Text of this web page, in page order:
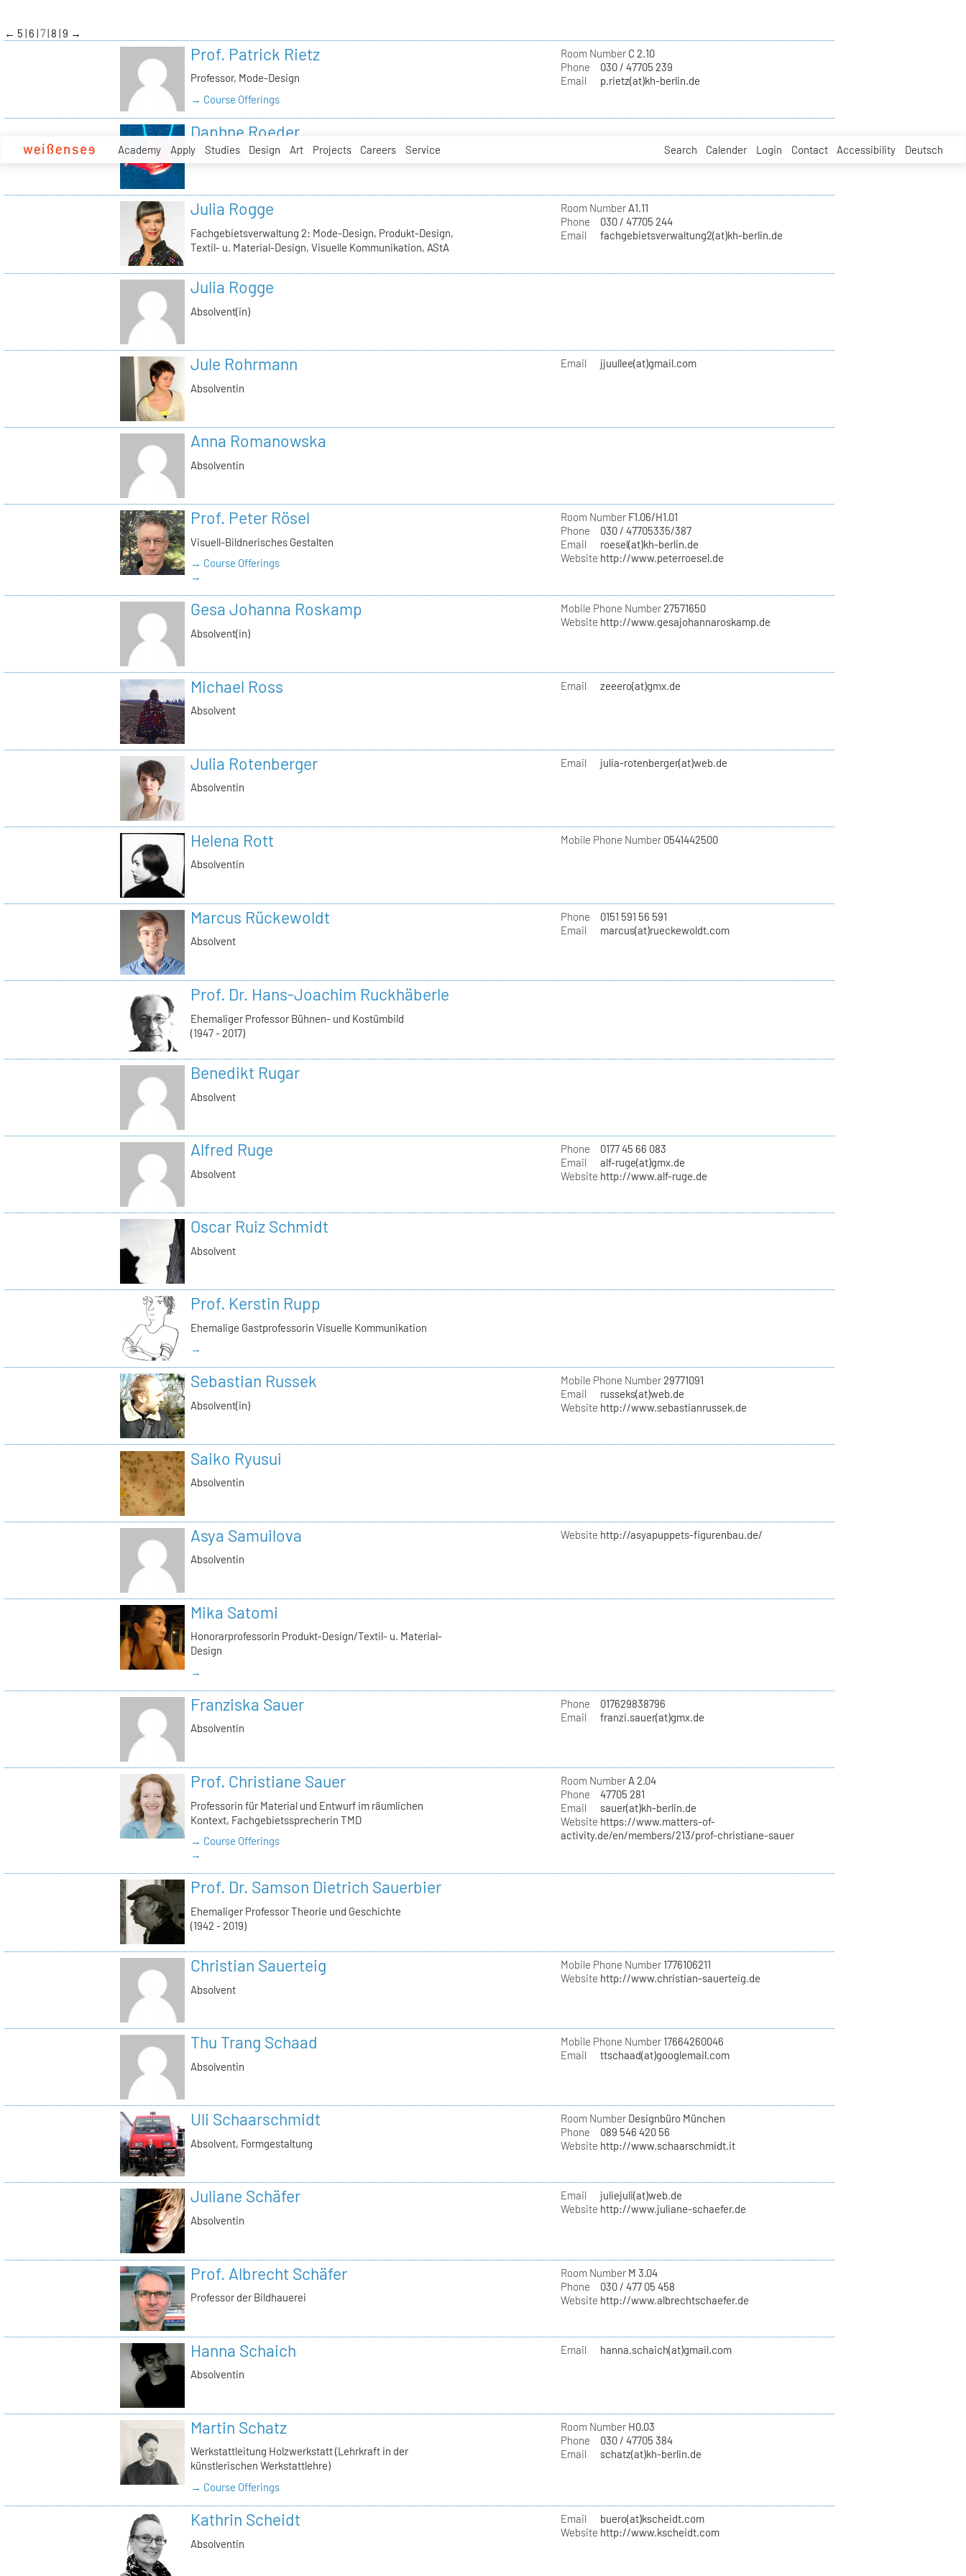
Academy Apply Studies Design Art Projects Careers Service Search Calender Login Contact Accessibility Deutsch
← 5 6 7 8 9 →
Prof. Patrick Rietz
Professor, Mode-Design
→ Course Offerings
Room NumberC 2.10
Phone
030 / 47705 239
Email
p.rietz(at)kh-berlin.de
Daphne Roeder
Absolventin
Julia Rogge
Fachgebietsverwaltung 2: Mode-Design, Produkt-Design,
Textil- u. Material-Design, Visuelle Kommunikation, AStA
Room NumberA1.11
Phone
030 / 47705 244
Email
fachgebietsverwaltung2(at)kh-berlin.de
Julia Rogge
Absolvent(in)
Jule Rohrmann
Absolventin
Email jjuullee(at)gmail.com
Anna Romanowska
Absolventin
Prof. Peter Rösel
Visuell-Bildnerisches Gestalten
→ Course Offerings
→
Room NumberF1.06/H1.01
Phone
030 / 47705335/387
Email
roesel(at)kh-berlin.de
Website http://www.peterroesel.de
Gesa Johanna Roskamp
Absolvent(in)
Mobile Phone Number27571650
Website http://www.gesajohannaroskamp.de
Michael Ross
Absolvent
Email zeeero(at)gmx.de
Julia Rotenberger
Absolventin
Email julia-rotenberger(at)web.de
Helena Rott
Absolventin
Mobile Phone Number0541442500
Marcus Rückewoldt
Absolvent
Phone
0151 591 56 591
Email
marcus(at)rueckewoldt.com
Prof. Dr. Hans-Joachim Ruckhäberle
Ehemaliger Professor Bühnen- und Kostümbild
(1947 - 2017)
Benedikt Rugar
Absolvent
Alfred Ruge
Absolvent
Phone
0177 45 66 083
Email
alf-ruge(at)gmx.de
Website http://www.alf-ruge.de
Oscar Ruiz Schmidt
Absolvent
Prof. Kerstin Rupp
Ehemalige Gastprofessorin Visuelle Kommunikation
→
Sebastian Russek
Absolvent(in)
Mobile Phone Number29771091
Email
russeks(at)web.de
Website http://www.sebastianrussek.de
Saiko Ryusui
Absolventin
Asya Samuilova
Absolventin
Website http://asyapuppets-figurenbau.de/
Mika Satomi
Honorarprofessorin Produkt-Design/Textil- u. Material-
Design
→
Franziska Sauer
Absolventin
Phone
017629838796
Email
franzi.sauer(at)gmx.de
Prof. Christiane Sauer
Professorin für Material und Entwurf im räumlichen
Kontext, Fachgebietssprecherin TMD
→ Course Offerings
→
Room NumberA 2.04
Phone
47705 281
Email
sauer(at)kh-berlin.de
Website https://www.matters-of-
activity.de/en/members/213/prof-christiane-sauer
Prof. Dr. Samson Dietrich Sauerbier
Ehemaliger Professor Theorie und Geschichte
(1942 - 2019)
Christian Sauerteig
Absolvent
Mobile Phone Number1776106211
Website http://www.christian-sauerteig.de
Thu Trang Schaad
Absolventin
Mobile Phone Number17664260046
Email
ttschaad(at)googlemail.com
Uli Schaarschmidt
Absolvent, Formgestaltung
Room NumberDesignbüro München
Phone
089 546 420 56
Website http://www.schaarschmidt.it
Juliane Schäfer
Absolventin
Email
juliejuli(at)web.de
Website http://www.juliane-schaefer.de
Prof. Albrecht Schäfer
Professor der Bildhauerei
Room NumberM 3.04
Phone
030 / 477 05 458
Website http://www.albrechtschaefer.de
Hanna Schaich
Absolventin
Email hanna.schaich(at)gmail.com
Martin Schatz
Werkstattleitung Holzwerkstatt (Lehrkraft in der
künstlerischen Werkstattlehre)
→ Course Offerings
Room NumberH0.03
Phone
030 / 47705 384
Email
schatz(at)kh-berlin.de
Kathrin Scheidt
Absolventin
Email
buero(at)kscheidt.com
Website http://www.kscheidt.com